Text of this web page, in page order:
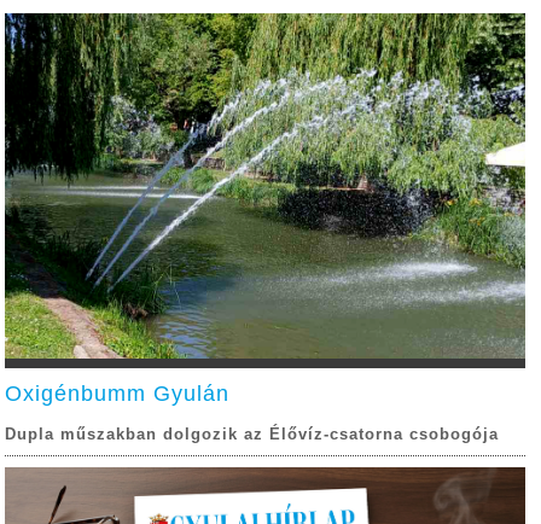
Oxigénbumm Gyulán
Dupla műszakban dolgozik az Élővíz-csatorna csobogója